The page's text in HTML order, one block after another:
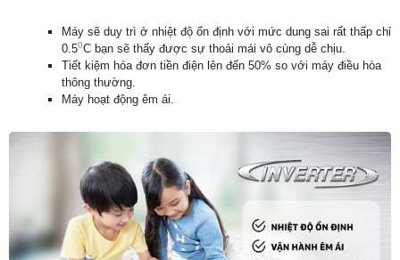
Máy sẽ duy trì ở nhiệt độ ổn định với mức dung sai rất thấp chỉ
0.50C bạn sẽ thấy được sự thoải mái vô cùng dễ chịu.
Tiết kiệm hóa đơn tiền điện lên đến 50% so với máy điều hòa
thông thường.
Máy hoạt động êm ái.